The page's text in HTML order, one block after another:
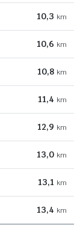
10,3 km
10,6 km
10,8 km
11,4 km
12,9 km
13,0 km
13,1 km
13,4 km